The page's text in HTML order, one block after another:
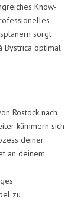
Know-
sorgt
Bystrica optimal
Rostock nach
kümmern sich
deiner
an deinem
zu